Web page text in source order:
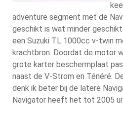
adventure segment met de
geschikt is wat minder
een Suzuki TL 1000cc v-twin
krachtbron. Doordat de motor
grote karter beschermplaat
naast de V-Strom en Ténéré.
denk ik beter bij de latere
Navigator heeft het tot 2005